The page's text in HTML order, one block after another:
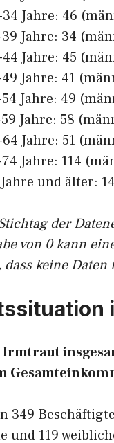
34 Jahre: 46
Jahre: 34
Jahre: 45
Jahre: 41
Jahre: 49
Jahre: 58
Jahre: 51
Jahre: 114
und älter:
der
von 0 kann
dass keine
Irmtraut
349
und 119